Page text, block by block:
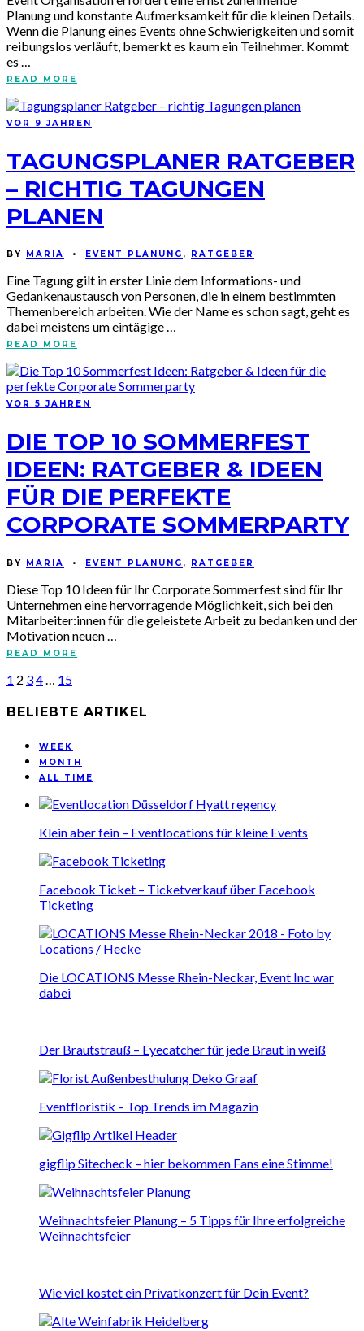
Planung und konstante Aufmerksamkeit für die kleinen Details.
Wenn die Planung eines Events ohne Schwierigkeiten und somit
reibungslos verläuft, bemerkt es kaum ein Teilnehmer. Kommt
es …
READ MORE
VOR 9 JAHREN
TAGUNGSPLANER RATGEBER
– RICHTIG TAGUNGEN
PLANEN
BY MARIA • EVENT PLANUNG , RATGEBER
Eine Tagung gilt in erster Linie dem Informations- und
Gedankenaustausch von Personen, die in einem bestimmten
Themenbereich arbeiten. Wie der Name es schon sagt, geht es
dabei meistens um eintägige …
READ MORE
VOR 5 JAHREN
DIE TOP 10 SOMMERFEST
IDEEN: RATGEBER & IDEEN
FÜR DIE PERFEKTE
CORPORATE SOMMERPARTY
BY MARIA • EVENT PLANUNG , RATGEBER
Diese Top 10 Ideen für Ihr Corporate Sommerfest sind für Ihr
Unternehmen eine hervorragende Möglichkeit, sich bei den
Mitarbeiter:innen für die geleistete Arbeit zu bedanken und der
Motivation neuen …
READ MORE
1 2 34 15
BELIEBTE ARTIKEL
WEEK
MONTH
ALL TIME
Klein aber fein – Eventlocations für kleine Events
Facebook Ticket – Ticketverkauf über Facebook
Ticketing
Die LOCATIONS Messe Rhein-Neckar, Event Inc war
dabei
Der Brautstrauß – Eyecatcher für jede Braut in weiß
Eventfloristik – Top Trends im Magazin
gigflip Sitecheck – hier bekommen Fans eine Stimme!
Weihnachtsfeier Planung – 5 Tipps für Ihre erfolgreiche
Weihnachtsfeier
Wie viel kostet ein Privatkonzert für Dein Event?